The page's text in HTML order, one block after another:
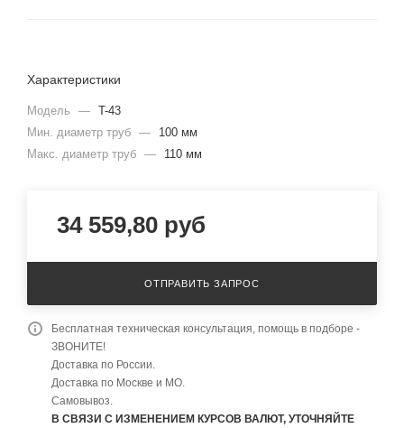
Характеристики
Модель — T-43
Мин. диаметр труб —
100 мм
Макс. диаметр труб — 110 мм
34 559,80 руб
ОТПРАВИТЬ ЗАПРОС
Бесплатная техническая консультация, помощь в подборе -
ЗВОНИТЕ!
Доставка по России.
Доставка по Москве и МО.
Самовывоз.
В СВЯЗИ С ИЗМЕНЕНИЕМ КУРСОВ ВАЛЮТ, УТОЧНЯЙТЕ